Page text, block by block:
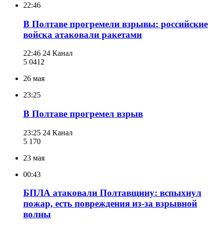
22:46
В Полтаве прогремели взрывы: российские
войска атаковали ракетами
22:46 24 Канал
5 041 2
26 мая
23:25
В Полтаве прогремел взрыв
23:25 24 Канал
5 170
23 мая
00:43
БПЛА атаковали Полтавщину: вспыхнул
пожар, есть повреждения из-за взрывной
волны